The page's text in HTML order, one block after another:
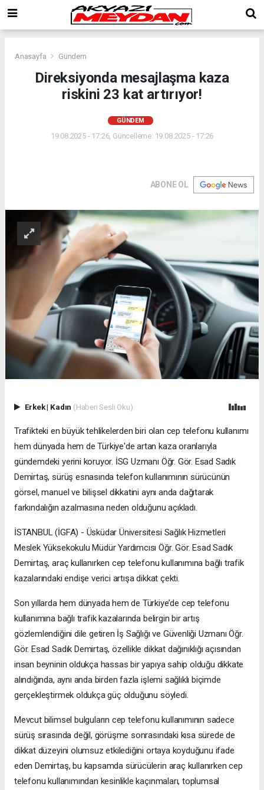
Anasayfa Gündem
Direksiyonda mesajlaşma kaza
riskini 23 kat artırıyor!
GÜNDEM
19.08.2025 - 17:26, Güncelleme: 19.08.2025 - 17:26
ABONE OL
Erkek| Kadın (Haberi Sesli Oku)
Trafikteki en büyük tehlikelerden biri olan cep telefonu kullanımı
hem dünyada hem de Türkiye'de artan kaza oranlarıyla
gündemdeki yerini koruyor. İSG Uzmanı Öğr. Gör. Esad Sadık
Demirtaş, sürüş esnasında telefon kullanımının sürücünün
görsel, manuel ve bilişsel dikkatini aynı anda dağıtarak
farkındalığın azalmasına neden olduğunu açıkladı.
İSTANBUL (İGFA) - Üsküdar Üniversitesi Sağlık Hizmetleri
Meslek Yüksekokulu Müdür Yardımcısı Öğr. Gör. Esad Sadık
Demirtaş, araç kullanırken cep telefonu kullanımına bağlı trafik
kazalarındaki endişe verici artışa dikkat çekti.
Son yıllarda hem dünyada hem de Türkiye’de cep telefonu
kullanımına bağlı trafik kazalarında belirgin bir artış
gözlemlendiğini dile getiren İş Sağlığı ve Güvenliği Uzmanı Öğr.
Gör. Esad Sadık Demirtaş, özellikle dikkat dağınıklığı açısından
insan beyninin oldukça hassas bir yapıya sahip olduğu dikkate
alındığında, aynı anda birden fazla işlemi sağlıklı biçimde
gerçekleştirmek oldukça güç olduğunu söyledi.
Mevcut bilimsel bulguların cep telefonu kullanımının sadece
sürüş sırasında değil, görüşme sonrasındaki kısa sürede de
dikkat düzeyini olumsuz etkilediğini ortaya koyduğunu ifade
eden Demirtaş, bu kapsamda sürücülerin araç kullanırken cep
telefonu kullanımından kesinlikle kaçınmaları, toplumsal